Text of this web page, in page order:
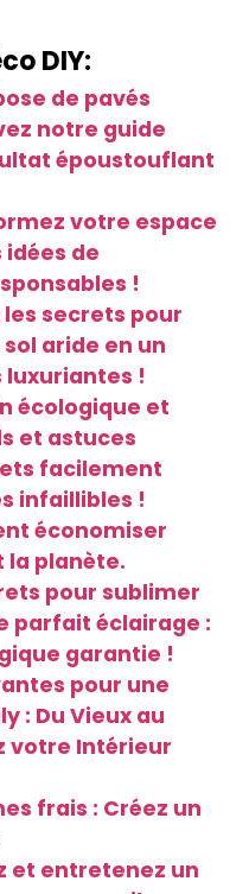
DIY:
de pavés
notre guide
époustouflant
votre espace
de
!
secrets pour
aride en un
luxuriantes !
écologique et
et astuces
facilement
infaillibles !
économiser
la planète.
pour sublimer
parfait éclairage :
garantie !
pour une
: Du Vieux au
votre Intérieur
frais : Créez un
et entretenez un